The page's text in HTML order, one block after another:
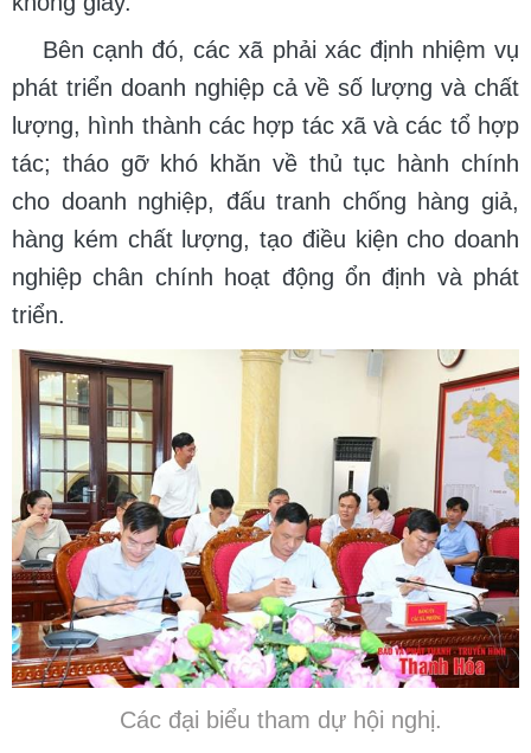
Bên cạnh đó, các xã phải xác định nhiệm vụ
phát triển doanh nghiệp cả về số lượng và chất
lượng, hình thành các hợp tác xã và các tổ hợp
tác; tháo gỡ khó khăn về thủ tục hành chính
cho doanh nghiệp, đấu tranh chống hàng giả,
hàng kém chất lượng, tạo điều kiện cho doanh
nghiệp chân chính hoạt động ổn định và phát
triển.
Các đại biểu tham dự hội nghị.